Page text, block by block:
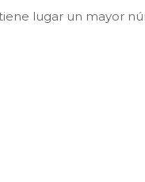
lugar un mayor